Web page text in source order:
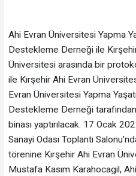
Ahi Evran Üniversitesi Yapma
Destekleme Derneği ile
Üniversitesi arasında bir
ile Kırşehir Ahi Evran
Evran Üniversitesi Yapma
Destekleme Derneği
binası yaptırılacak. 17 Ocak
Sanayi Odası Toplantı
törenine Kırşehir Ahi Evran
Mustafa Kasım Karahocagil,